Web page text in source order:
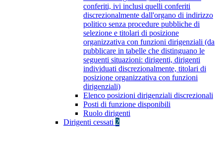
conferiti, ivi inclusi quelli conferiti
discrezionalmente dall'organo di indirizzo
politico senza procedure pubbliche di
selezione e titolari di posizione
organizzativa con funzioni dirigenziali (da
pubblicare in tabelle che distinguano le
seguenti situazioni: dirigenti, dirigenti
individuati discrezionalmente, titolari di
posizione organizzativa con funzioni
dirigenziali)
Elenco posizioni dirigenziali discrezionali
Posti di funzione disponibili
Ruolo dirigenti
Dirigenti cessati 2